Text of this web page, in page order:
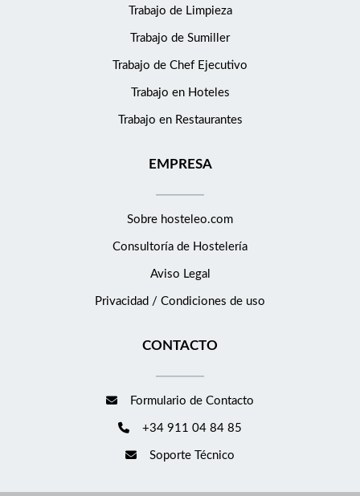
Trabajo de Limpieza
Trabajo de Sumiller
Trabajo de Chef Ejecutivo
Trabajo en Hoteles
Trabajo en Restaurantes
EMPRESA
Sobre hosteleo.com
Consultoría de Hostelería
Aviso Legal
Privacidad / Condiciones de uso
CONTACTO
Formulario de Contacto
+34 911 04 84 85
Soporte Técnico